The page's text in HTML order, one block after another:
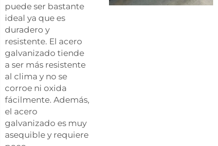
puede ser bastante
ideal ya que es
duradero y
resistente. El acero
galvanizado tiende
a ser más resistente
al clima y no se
corroe ni oxida
fácilmente. Además,
el acero
galvanizado es muy
asequible y requiere